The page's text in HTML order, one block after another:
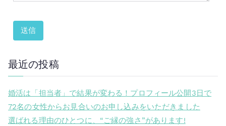
最近の投稿
婚活は「担当者」で結果が変わる！プロフィール公開3日で
72名の女性からお見合いのお申し込みをいただきました
選ばれる理由のひとつに、“ご縁の強さ”があります!